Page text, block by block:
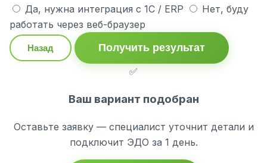
Да, нужна интеграция с 1С / ERP
Нет, буду
работать через веб-браузер
Назад
Получить результат
✅
Ваш вариант подобран
Оставьте заявку — специалист уточнит детали и
подключит ЭДО за 1 день.